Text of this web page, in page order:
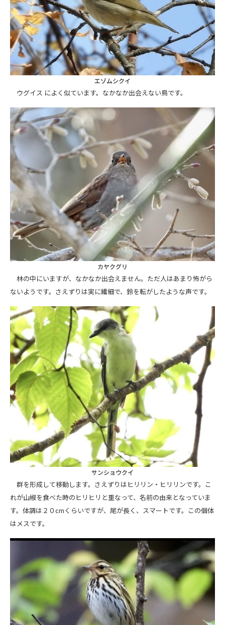
エゾムシクイ
ウグイス によく似ています。なかなか出会えない鳥です。
カヤクグリ
林の中にいますが、なかなか出会えません。ただ人はあまり怖がら
ないようです。さえずりは実に繊細で、鈴を転がしたような声です。
サンショウクイ
群を形成して移動します。さえずりはヒリリン・ヒリリンです。こ
れが山椒を食べた時のヒリヒリと重なって、名前の由来となっていま
す。体調は２０cmくらいですが、尾が長く、スマートです。この個体
はメスです。